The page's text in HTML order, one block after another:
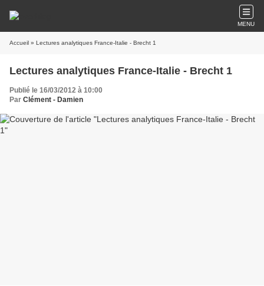
MENU
Accueil » Lectures analytiques France-Italie - Brecht 1
Lectures analytiques France-Italie - Brecht 1
Publié le 16/03/2012 à 10:00
Par Clément - Damien